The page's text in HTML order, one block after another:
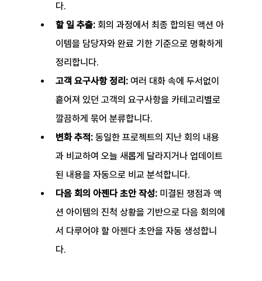
다.
할 일 추출: 회의 과정에서 최종 합의된 액션 아
이템을 담당자와 완료 기한 기준으로 명확하게
정리합니다.
고객 요구사항 정리: 여러 대화 속에 두서없이
흩어져 있던 고객의 요구사항을 카테고리별로
깔끔하게 묶어 분류합니다.
변화 추적: 동일한 프로젝트의 지난 회의 내용
과 비교하여 오늘 새롭게 달라지거나 업데이트
된 내용을 자동으로 비교 분석합니다.
다음 회의 아젠다 초안 작성: 미결된 쟁점과 액
션 아이템의 진척 상황을 기반으로 다음 회의에
서 다루어야 할 아젠다 초안을 자동 생성합니
다.